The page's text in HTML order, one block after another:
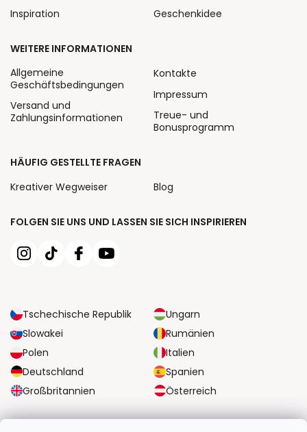
FOLGEN SIE UNS UND LASSEN SIE SICH INSPIRIEREN
Tschechische Republik
Ungarn
Slowakei
Rumänien
Polen
Italien
Deutschland
Spanien
Großbritannien
Österreich
Inspiration
Geschenkidee
WEITERE INFORMATIONEN
Allgemeine
Geschäftsbedingungen
Versand und
Zahlungsinformationen
Kontakte
Impressum
Treue- und
Bonusprogramm
HÄUFIG GESTELLTE FRAGEN
Kreativer Wegweiser
Blog